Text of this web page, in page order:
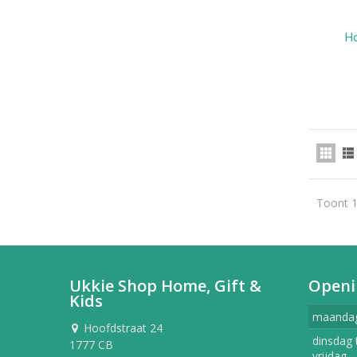
Toont
Ukkie Shop Home, Gift &
Kids
Hoofdstraat 24
1777 CB
dinsdag